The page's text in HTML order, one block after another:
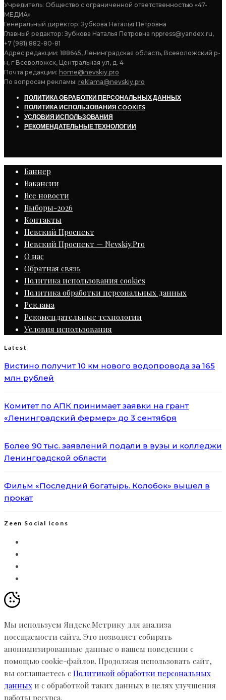
Учредитель: Общество с ограниченной ответственностью «47-
МЕДИА»
Генеральный директор: Зубкова Наталья Петровна
Главный редактор: Зубкова Наталья Петровна nppress@yandex.ru,
+7 (981) 882-80-81
Адрес редакции: 188645, Ленинградская область, Всеволожский р-
н, г Всеволожск, Центральная ул, д. 4
Почта редакции: home@nevskiy.pro
По вопросам рекламы: reklama@nevskiy.pro
ПОЛИТИКА ОБРАБОТКИ ПЕРСОНАЛЬНЫХ ДАННЫХ
ПОЛИТИКА ИСПОЛЬЗОВАНИЯ COOKIES
УСЛОВИЯ ИСПОЛЬЗОВАНИЯ
РЕКОМЕНДАТЕЛЬНЫЕ ТЕХНОЛОГИИ
Баннер
Вакансии
Все новости
Выборы-2026
Контакты
Невский Проспект
Невский Проспект — Nevskiy.Pro
О нас
Обратная связь
Политика использования cookies
Политика обработки персональных данных
Реклама
Рекомендательные технологии
Условия использования
Latest
Вистино получит 10 км нового водопровода за 165
млн рублей
Комитет по АПК принимает заявки на грант
«Ленинградский фермер» до 3 сентября
Более 90 тыс. заявлений подали в вузы и колледжи
Ленинградской области
Фильм «Последний богатырь. Колобок» вышел в
прокат
Zeen Social Icons
Мы используем Яндекс.Метрику для анализа
посещаемости сайта. Это позволяет собирать
анонимизированные данные о вашем поведении с
помощью cookie-файлов. Продолжая использовать сайт,
вы соглашаетесь с Политикой обработки персональных
данных и с обработкой таких данных в целях улучшения
работы ресурса.